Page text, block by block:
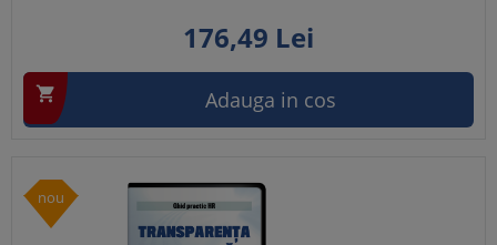
176,49 Lei
 Adauga in cos
nou